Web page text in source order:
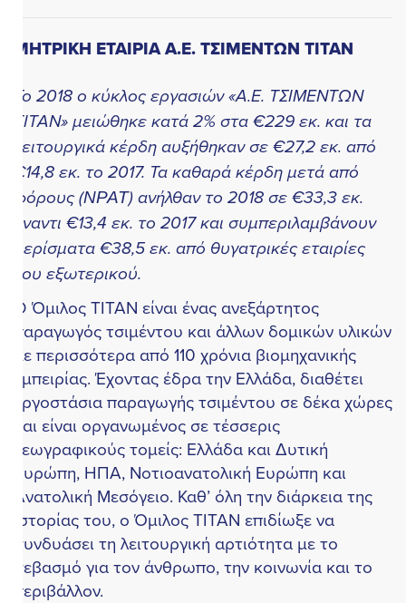
ΕΤΑΙΡΙΑ Α.Ε. ΤΣΙΜΕΝΤΩΝ ΤΙΤΑΝ
2018 ο κύκλος εργασιών «Α.Ε. ΤΣΙΜΕΝΤΩΝ
μειώθηκε κατά 2% στα €229 εκ. και τα
κέρδη αυξήθηκαν σε €27,2 εκ. από
εκ. το 2017. Τα καθαρά κέρδη μετά από
(NPAT) ανήλθαν το 2018 σε €33,3 εκ.
€13,4 εκ. το 2017 και συμπεριλαμβάνουν
€38,5 εκ. από θυγατρικές εταιρίες
εξωτερικού.
ΤΙΤΑΝ είναι ένας ανεξάρτητος
τσιμέντου και άλλων δομικών υλικών
περισσότερα από 110 χρόνια βιομηχανικής
Έχοντας έδρα την Ελλάδα, διαθέτει
παραγωγής τσιμέντου σε δέκα χώρες
είναι οργανωμένος σε τέσσερις
τομείς: Ελλάδα και Δυτική
ΗΠΑ, Νοτιοανατολική Ευρώπη και
Μεσόγειο. Καθ’ όλη την διάρκεια της
του, ο Όμιλος ΤΙΤΑΝ επιδίωξε να
τη λειτουργική αρτιότητα με το
για τον άνθρωπο, την κοινωνία και το